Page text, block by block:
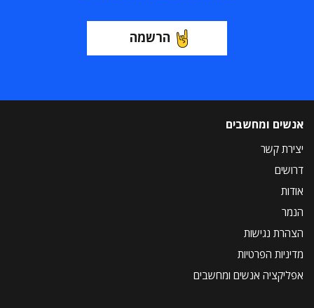
הרשמה
אנשים ומחשבים
יצירת קשר
דרושים
אודות
הנמר
הצהרת נגישות
מדיניות הפרטיות
אפליקציה אנשים ומחשבים